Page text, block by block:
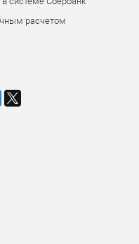
расчетом